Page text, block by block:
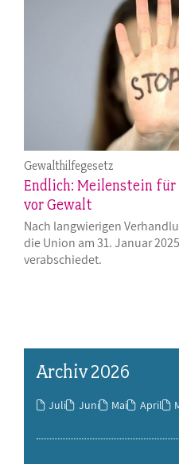
Gewalthilfegesetz
Endlich: Meilenstein für
vor Gewalt
Nach langwierigen
die Union am 31. Januar
verabschiedet.
Archiv 2026
Juli Juni Mai April